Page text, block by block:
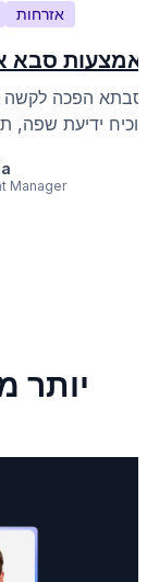
אזרחות
סבא
סבתא הפכה לקשה
Manager
יותר